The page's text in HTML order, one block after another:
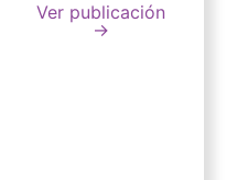
Ver publicación
→